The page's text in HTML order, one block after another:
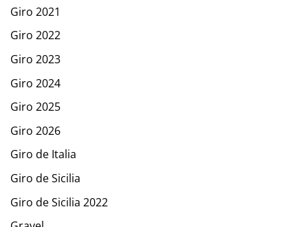
Giro 2021
Giro 2022
Giro 2023
Giro 2024
Giro 2025
Giro 2026
Giro de Italia
Giro de Sicilia
Giro de Sicilia 2022